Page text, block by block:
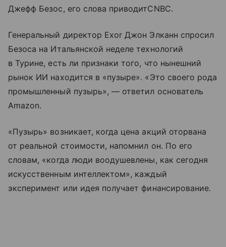
Джефф Безос, его слова приводитCNBC.
Генеральный директор Exor Джон Элканн спросил
Безоса на Итальянской неделе технологий
в Турине, есть ли признаки того, что нынешний
рынок ИИ находится в «пузыре». «Это своего рода
промышленный пузырь», — ответил основатель
Amazon.
«Пузырь» возникает, когда цена акций оторвана
от реальной стоимости, напомнил он. По его
словам, «когда люди воодушевлены, как сегодня
искусственным интеллектом», каждый
эксперимент или идея получает финансирование.